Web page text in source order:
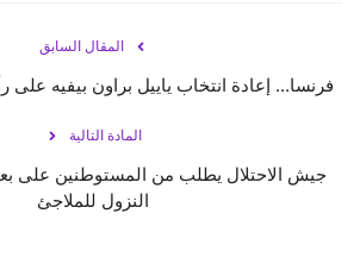
المقال السابق
فرنسا... إعادة انتخاب ياييل براون بيفيه على
المادة التالية
النزول للملاجئ